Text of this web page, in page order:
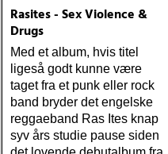
true love cast out all evil
(anti-) steve poltz :
dreamhouse (seedling)
Rasites - Sex Violence &
Drugs
Med et album, hvis titel
ligeså godt kunne være
taget fra et punk eller rock
band bryder det engelske
reggaeband Ras Ites knap
syv års studie pause siden